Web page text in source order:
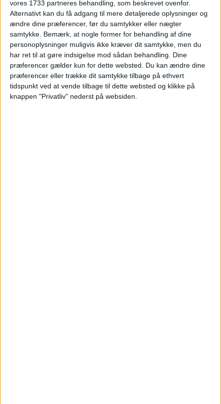
vores 1733 partneres behandling, som beskrevet ovenfor.
Alternativt kan du få adgang til mere detaljerede oplysninger og
ændre dine præferencer, før du samtykker eller nægter
samtykke. Bemærk, at nogle former for behandling af dine
personoplysninger muligvis ikke kræver dit samtykke, men du
har ret til at gøre indsigelse mod sådan behandling. Dine
præferencer gælder kun for dette websted. Du kan ændre dine
præferencer eller trække dit samtykke tilbage på ethvert
tidspunkt ved at vende tilbage til dette websted og klikke på
knappen "Privatliv" nederst på websiden.
I ALT 938,-
2 personer
Bemærk:Den samlede pris for overnatningen er
1.133,- for 2 personer i et dobbeltværelse med
morgenmad, hvilket svarer til 567,- per person.
Adgang til Thalasso-spa koster 545,- SEK hvilket
svarer til 371,- danske kroner og bestilles direkte hos
hotellet.
Der kan være mindre prisforskelle på mobil og pc.